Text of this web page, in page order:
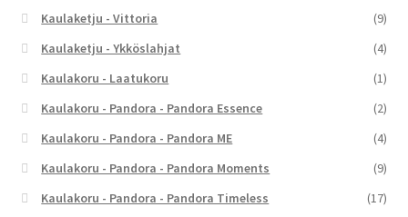
Kaulaketju - Vittoria
(9)
Kaulaketju - Ykköslahjat
(4)
Kaulakoru - Laatukoru
(1)
Kaulakoru - Pandora - Pandora Essence
(2)
Kaulakoru - Pandora - Pandora ME
(4)
Kaulakoru - Pandora - Pandora Moments
(9)
Kaulakoru - Pandora - Pandora Timeless
(17)